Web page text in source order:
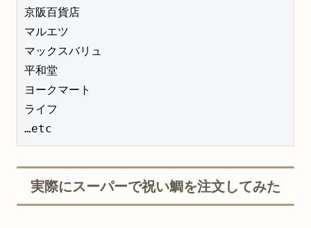
京阪百貨店
マルエツ
マックスバリュ
平和堂
ヨークマート
ライフ
…etc
実際にスーパーで祝い鯛を注文してみた